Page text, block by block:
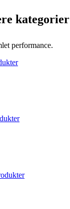
kategorier
performance.